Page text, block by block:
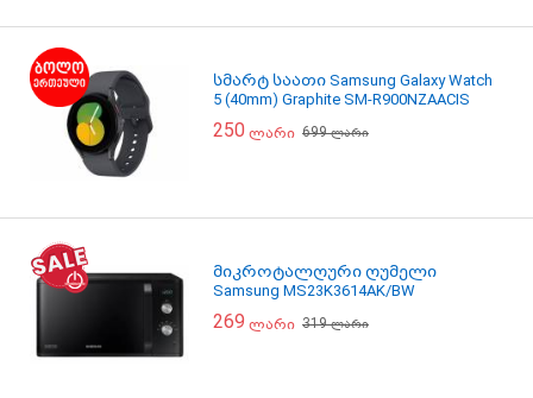
სმარტ საათი Samsung Galaxy Watch
5 (40mm) Graphite SM-R900NZAACIS
250 ლარი 699ლარი
მიკროტალღური ღუმელი
Samsung MS23K3614AK/BW
269 ლარი 319ლარი